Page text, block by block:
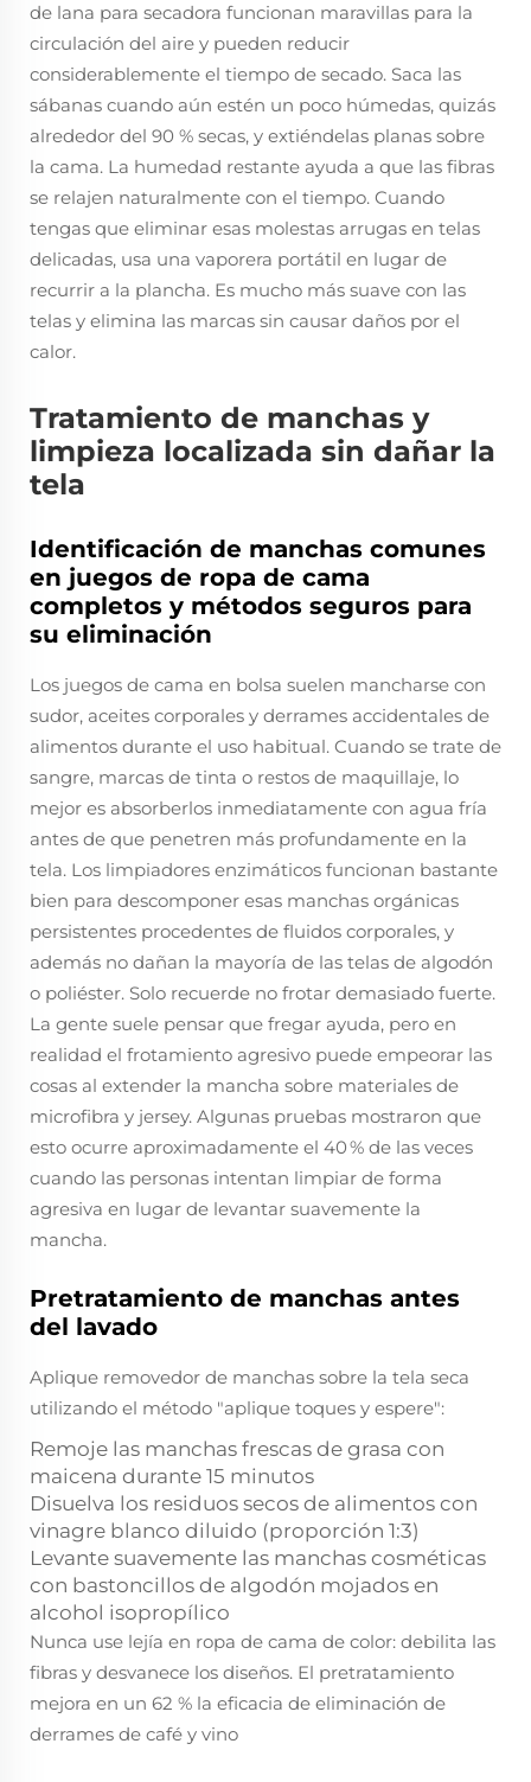
de lana para secadora funcionan maravillas para la
circulación del aire y pueden reducir
considerablemente el tiempo de secado. Saca las
sábanas cuando aún estén un poco húmedas, quizás
alrededor del 90 % secas, y extiéndelas planas sobre
la cama. La humedad restante ayuda a que las fibras
se relajen naturalmente con el tiempo. Cuando
tengas que eliminar esas molestas arrugas en telas
delicadas, usa una vaporera portátil en lugar de
recurrir a la plancha. Es mucho más suave con las
telas y elimina las marcas sin causar daños por el
calor.
Tratamiento de manchas y
limpieza localizada sin dañar la
tela
Identificación de manchas comunes
en juegos de ropa de cama
completos y métodos seguros para
su eliminación
Los juegos de cama en bolsa suelen mancharse con
sudor, aceites corporales y derrames accidentales de
alimentos durante el uso habitual. Cuando se trate de
sangre, marcas de tinta o restos de maquillaje, lo
mejor es absorberlos inmediatamente con agua fría
antes de que penetren más profundamente en la
tela. Los limpiadores enzimáticos funcionan bastante
bien para descomponer esas manchas orgánicas
persistentes procedentes de fluidos corporales, y
además no dañan la mayoría de las telas de algodón
o poliéster. Solo recuerde no frotar demasiado fuerte.
La gente suele pensar que fregar ayuda, pero en
realidad el frotamiento agresivo puede empeorar las
cosas al extender la mancha sobre materiales de
microfibra y jersey. Algunas pruebas mostraron que
esto ocurre aproximadamente el 40 % de las veces
cuando las personas intentan limpiar de forma
agresiva en lugar de levantar suavemente la
mancha.
Pretratamiento de manchas antes
del lavado
Aplique removedor de manchas sobre la tela seca
utilizando el método "aplique toques y espere":
Remoje las manchas frescas de grasa con
maicena durante 15 minutos
Disuelva los residuos secos de alimentos con
vinagre blanco diluido (proporción 1:3)
Levante suavemente las manchas cosméticas
con bastoncillos de algodón mojados en
alcohol isopropílico
Nunca use lejía en ropa de cama de color: debilita las
fibras y desvanece los diseños. El pretratamiento
mejora en un 62 % la eficacia de eliminación de
derrames de café y vino